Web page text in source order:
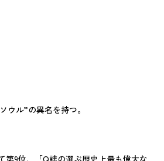
ル”の異名を持つ。
第9位、「Q誌の選ぶ歴史上最も偉大な